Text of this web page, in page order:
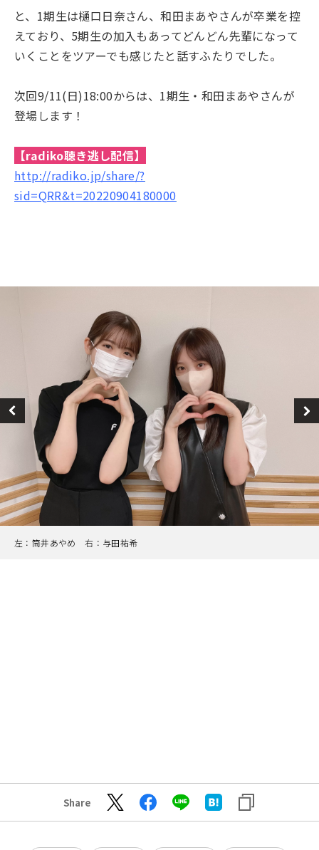
と、1期生は樋口日奈さん、和田まあやさんが卒業を控
えており、 5期生の加入もあってどんどん先輩になって
いくことをツアーでも感じたと話すふたりでした。
次回9/11(日)18:00からは、1期生・和田まあや さんが
登場します！
【radiko聴き逃し配信】
http://radiko.jp/share/?
sid=QRR&t=20220904180000
左：筒井あやめ 右：与田祐希
Share